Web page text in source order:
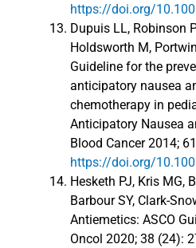
https://doi.org/
Dupuis LL, Robinson
Holdsworth M,
Guideline for the
anticipatory nausea
chemotherapy in
Anticipatory Nausea
Blood Cancer 2014;
https://doi.org/
Hesketh PJ, Kris MG,
Barbour SY, Clark-
Antiemetics: ASCO
Oncol 2020; 38 (24):